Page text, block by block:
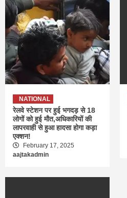
NATIONAL
रेलवे स्टेशन पर हुई भगदड़ से 18
लोगों को हुई मौत,अधिकारियों की
लापरवाही से हुआ हादसा होगा कड़ा
एक्शन!
February 17, 2025
aajtakadmin